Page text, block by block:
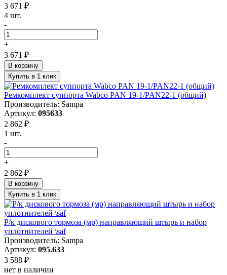
3 671 ₽
4 шт.
-
+
3 671 ₽
В корзину
Купить в 1 клик
Ремкомплект суппорта Wabco PAN 19-1/PAN22-1 (общий)
Производитель: Sampa
Артикул: 095633
2 862 ₽
1 шт.
-
+
2 862 ₽
В корзину
Купить в 1 клик
Р/к диcкового тормоза (мр) направляющий штырь и набор
уплотнителей \saf
Производитель: Sampa
Артикул: 095.633
3 588 ₽
нет в наличии